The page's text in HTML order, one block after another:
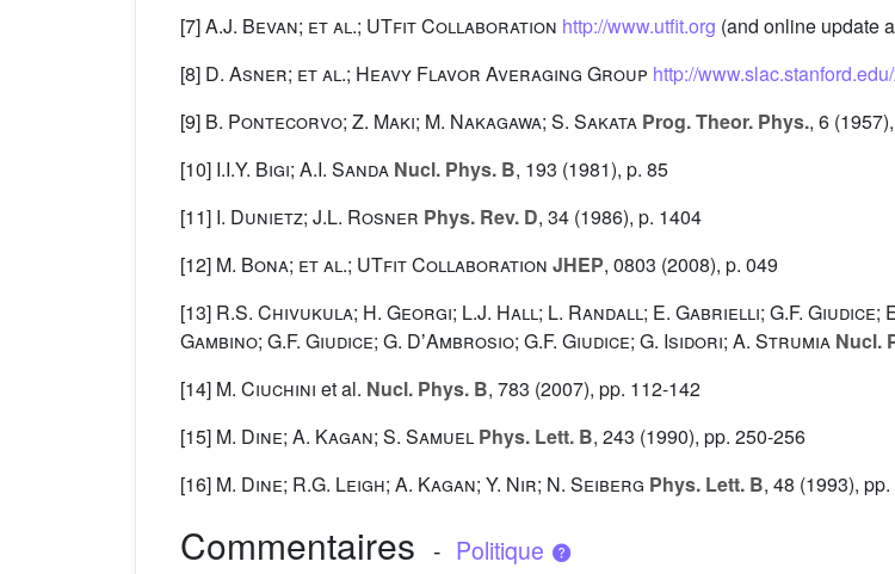
[7]A.J. Bevan; et al.; UTfit Collaboration http://www.utfit.org (and online update
[8] D. Asner; et al.; Heavy Flavor Averaging Group http://
[9] B. Pontecorvo; Z. Maki; M. Nakagawa; S. Sakata Prog. Theor. Phys., 6
[10] I.I.Y. Bigi; A.I. Sanda Nucl. Phys. B, 193 (1981), p. 85
[11] I. Dunietz; J.L. Rosner Phys. Rev. D, 34 (1986), p. 1404
[12] M. Bona; et al.; UTfit Collaboration JHEP, 0803 (2008), p. 049
[13] R.S. Chivukula; H. Georgi; L.J. Hall; L. Randall; E. Gabrielli; G.F. Giudice;
Gambino; G.F. Giudice; G. DʼAmbrosio; G.F. Giudice; G. Isidori; A. Strumia Nucl.
[14] M. Ciuchini et al. Nucl. Phys. B, 783 (2007), pp. 112-142
[15] M. Dine; A. Kagan; S. Samuel Phys. Lett. B, 243 (1990), pp. 250-256
[16] M. Dine; R.G. Leigh; A. Kagan; Y. Nir; N. Seiberg Phys. Lett. B, 48 (1993),
Commentaires - Politique